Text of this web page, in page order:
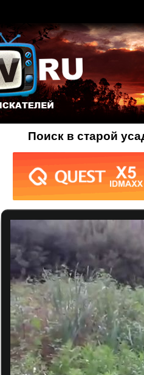
Поиск в старой